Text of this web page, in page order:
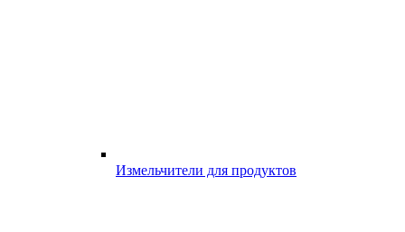
Измельчители для продуктов